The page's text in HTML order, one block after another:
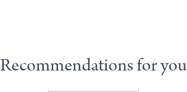
Recommendations for you